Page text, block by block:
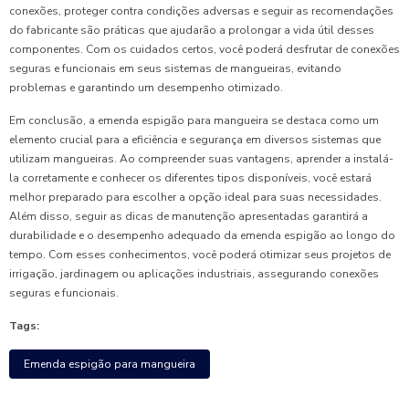
conexões, proteger contra condições adversas e seguir as recomendações
do fabricante são práticas que ajudarão a prolongar a vida útil desses
componentes. Com os cuidados certos, você poderá desfrutar de conexões
seguras e funcionais em seus sistemas de mangueiras, evitando
problemas e garantindo um desempenho otimizado.
Em conclusão, a emenda espigão para mangueira se destaca como um
elemento crucial para a eficiência e segurança em diversos sistemas que
utilizam mangueiras. Ao compreender suas vantagens, aprender a instalá-
la corretamente e conhecer os diferentes tipos disponíveis, você estará
melhor preparado para escolher a opção ideal para suas necessidades.
Além disso, seguir as dicas de manutenção apresentadas garantirá a
durabilidade e o desempenho adequado da emenda espigão ao longo do
tempo. Com esses conhecimentos, você poderá otimizar seus projetos de
irrigação, jardinagem ou aplicações industriais, assegurando conexões
seguras e funcionais.
Tags:
Emenda espigão para mangueira